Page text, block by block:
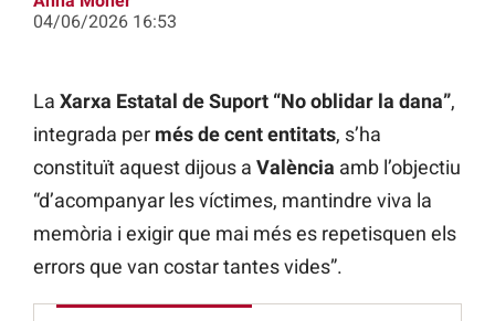
04/06/2026 16:53
La Xarxa Estatal de Suport “No oblidar la dana”,
integrada per més de cent entitats, s’ha
constituït aquest dijous a València amb l’objectiu
“d’acompanyar les víctimes, mantindre viva la
memòria i exigir que mai més es repetisquen els
errors que van costar tantes vides”.